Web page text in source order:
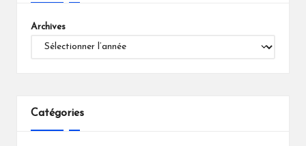
Archives
Catégories